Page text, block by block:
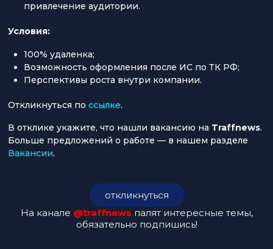
привлечение аудитории.
Условия:
100% удаленка;
Возможность оформления после ИС по ТК РФ;
Перспективы роста внутри компании.
Откликнуться по ссылке.
В отклике укажите, что нашли вакансию на Traffnews.
Больше предложений о работе — в нашем разделе
Вакансии.
откликнуться
На канале @traffnews палят интересные темы,
обязательно подпишись!